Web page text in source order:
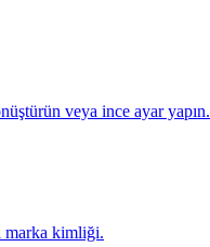
veya ince ayar yapın.
marka kimliği.